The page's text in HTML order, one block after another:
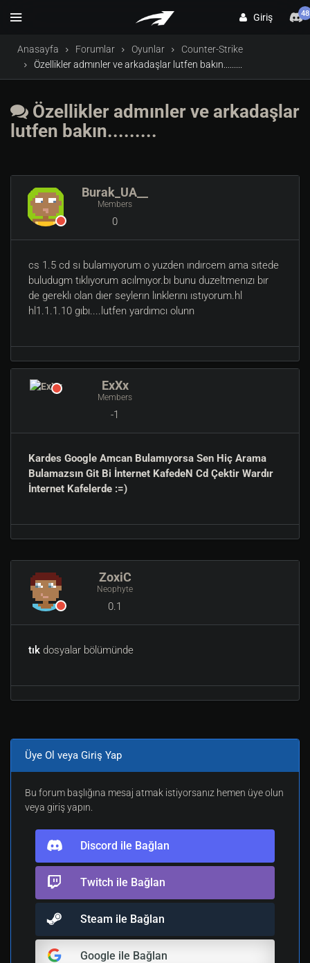
Giriş 48
Anasayfa Forumlar Oyunlar
Counter-Strike
Özellikler admınler ve arkadaşlar lutfen bakın.........
Özellikler admınler ve arkadaşlar
lutfen bakın.........
Burak_UA__
Members
0
cs 1.5 cd sı bulamıyorum o yuzden ındırcem ama sıtede
buludugm tıklıyorum acılmıyor.bı bunu duzeltmenızı bır
de gereklı olan dıer seylerın lınklerını ıstıyorum.hl
hl1.1.1.10 gıbı....lutfen yardımcı olunn
ExXx
Members
-1
Kardes Google Amcan Bulamıyorsa Sen Hiç Arama
Bulamazsın Git Bi İnternet KafedeN Cd Çektir Wardır
İnternet Kafelerde :=)
ZoxiC
Neophyte
0.1
tık dosyalar bölümünde
Üye Ol veya Giriş Yap
Bu forum başlığına mesaj atmak istiyorsanız hemen üye olun
veya giriş yapın.
Discord ile Bağlan
Twitch ile Bağlan
Steam ile Bağlan
Google ile Bağlan